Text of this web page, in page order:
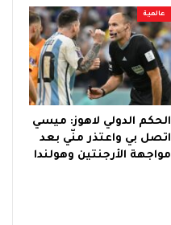
عالمية
الحكم الدولي لاهوز: ميسي
اتصل بي واعتذر منّي بعد
مواجهة الأرجنتين وهولندا